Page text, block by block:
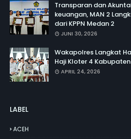
Transparan dan
keuangan, MAN 2
dari KPPN Medan 2
JUNI 30, 2026
Wakapolres Langkat
Haji Kloter 4
APRIL 24, 2026
LABEL
ACEH